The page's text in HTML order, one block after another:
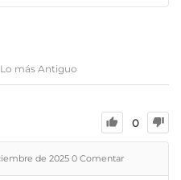
Lo más Antiguo
0
de 2025 0 Comentar